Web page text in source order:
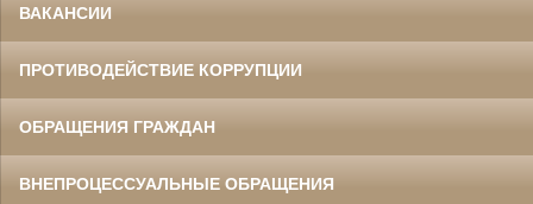
ВАКАНСИИ
ПРОТИВОДЕЙСТВИЕ КОРРУПЦИИ
ОБРАЩЕНИЯ ГРАЖДАН
ВНЕПРОЦЕССУАЛЬНЫЕ ОБРАЩЕНИЯ